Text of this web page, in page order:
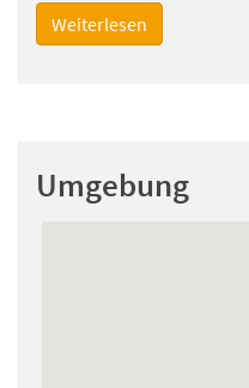
Weiterlesen
Ravensbergen, gab
(28-02-2026)
Umgebung